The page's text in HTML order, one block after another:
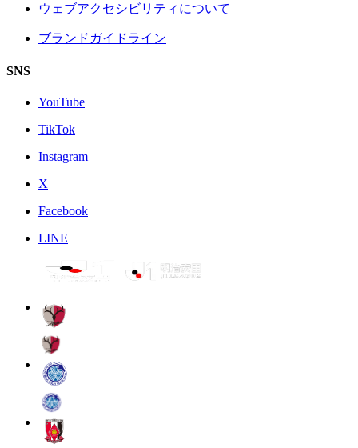
ウェブアクセシビリティについて
ブランドガイドライン
SNS
YouTube
TikTok
Instagram
X
Facebook
LINE